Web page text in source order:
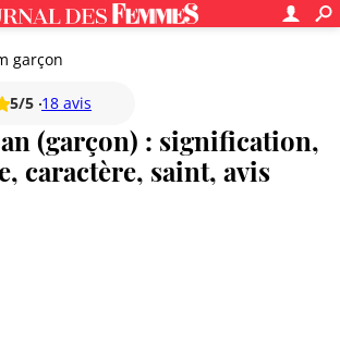
garçon
5/5 18 avis
(garçon) : signification,
caractère, saint, avis